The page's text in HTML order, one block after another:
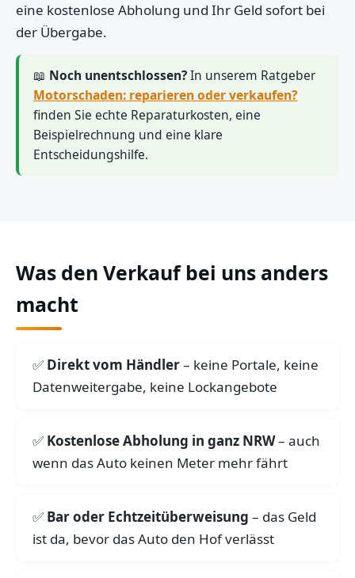
eine kostenlose Abholung und Ihr Geld sofort bei
der Übergabe.
📖 Noch unentschlossen?In unserem Ratgeber
Motorschaden: reparieren oder verkaufen?
finden Sie echte Reparaturkosten, eine
Beispielrechnung und eine klare
Entscheidungshilfe.
Was den Verkauf bei uns anders
macht
Direkt vom Händler– keine Portale, keine
Datenweitergabe, keine Lockangebote
Kostenlose Abholung in ganz NRW– auch
wenn das Auto keinen Meter mehr fährt
Bar oder Echtzeitüberweisung – das Geld
ist da, bevor das Auto den Hof verlässt